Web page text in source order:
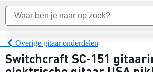
Overige gitaar onderdelen
Switchcraft SC-151